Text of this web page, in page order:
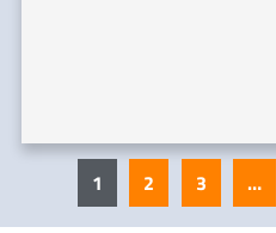
1 2 3 …